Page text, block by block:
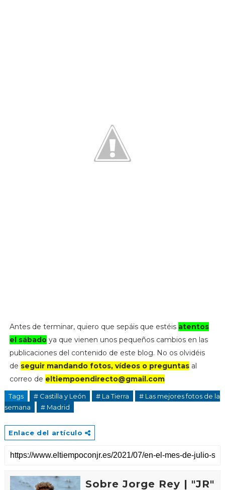
Antes de terminar, quiero que sepáis que estéis atentos
el sábadoya que vienen unos pequeños cambios en las
publicaciones del contenido de este blog. No os olvidéis
de seguir mandando fotos, vídeos o preguntasal
correo de eltiempoendirecto@gmail.com
Tags # Castilla y León # La Tierra
# Las mejores fotos de la
semana
# Madrid
Enlace del artículo
Sobre Jorge Rey | "JR"